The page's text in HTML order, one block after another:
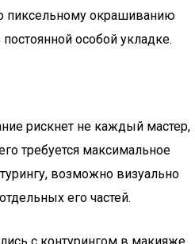
пиксельному окрашиванию
особой укладке.
рискнет не каждый мастер,
требуется максимальное
возможно визуально
его частей.